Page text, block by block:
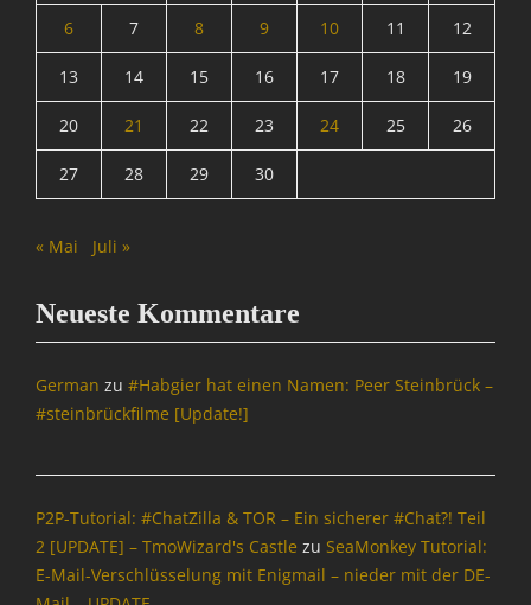
i
n
S
a
&
Tags
A
-
n
,
B
l
o
6 7 8 9 10 11 12
13 14 15 16 17 18 19
20 21 22 23 24 25 26
27 28 29 30
« Mai Juli »
Neueste Kommentare
German zu #Habgier hat einen Namen: Peer Steinbrück –
#steinbrückfilme [Update!]
P2P-Tutorial: #ChatZilla & TOR – Ein sicherer #Chat?! Teil
2 [UPDATE] – TmoWizard's Castle zu SeaMonkey Tutorial:
E-Mail-Verschlüsselung mit Enigmail – nieder mit der DE-